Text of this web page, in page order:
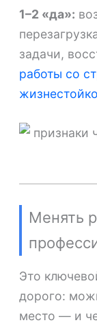
1–2 «да»:
задачи,
работы со
Менять
Это
дорого:
место — и